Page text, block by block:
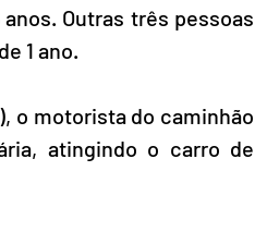
Outras três pessoas
1 ano.
o motorista do caminhão
atingindo o carro de